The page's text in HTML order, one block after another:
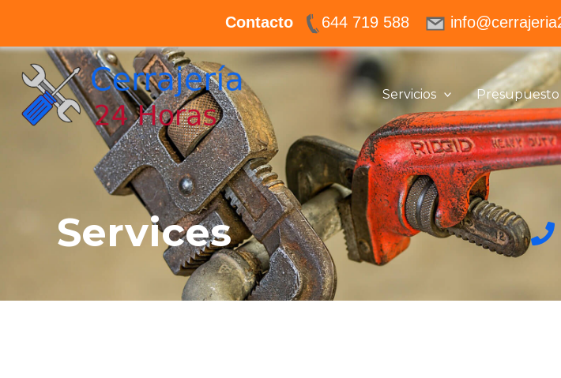
Contacto 644 719 588
contenido
Servicios Presupuesto
Services